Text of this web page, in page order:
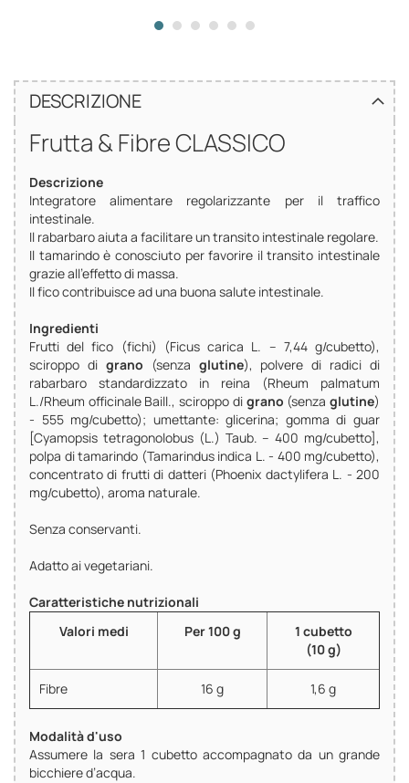
DESCRIZIONE
Frutta & Fibre CLASSICO
Descrizione
Integratore alimentare regolarizzante per il traffico
intestinale.
Il rabarbaro aiuta a facilitare un transito intestinale regolare.
Il tamarindo è conosciuto per favorire il transito intestinale
grazie all’effetto di massa.
Il fico contribuisce ad una buona salute intestinale.
Ingredienti
Frutti del fico (fichi) (Ficus carica L. – 7,44 g/cubetto),
sciroppo di grano (senza glutine), polvere di radici di
rabarbaro standardizzato in reina (Rheum palmatum
L./Rheum officinale Baill., sciroppo di grano (senzaglutine)
- 555 mg/cubetto); umettante: glicerina; gomma di guar
[Cyamopsis tetragonolobus (L.) Taub. – 400 mg/cubetto],
polpa di tamarindo (Tamarindus indica L. - 400 mg/cubetto),
concentrato di frutti di datteri (Phoenix dactylifera L. - 200
mg/cubetto), aroma naturale.
Senza conservanti.
Adatto ai vegetariani.
Caratteristiche nutrizionali
Valori medi
Per 100 g
1 cubetto
(10 g)
Fibre 16 g 1,6 g
Modalità d'uso
Assumere la sera 1 cubetto accompagnato da un grande
bicchiere d’acqua.